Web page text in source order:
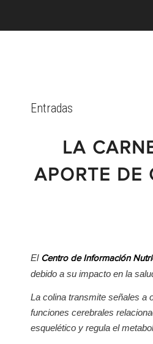
Entradas
LA
APORTE DE
El Centro de Información
debido a su impacto en la
La colina transmite señales a
funciones cerebrales
esquelético y regula el